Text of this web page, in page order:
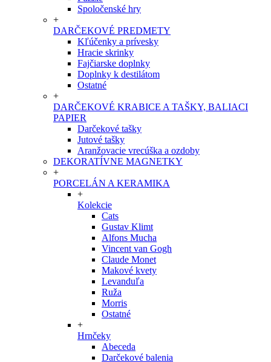
Spoločenské hry
+
DARČEKOVÉ PREDMETY
Kľúčenky a prívesky
Hracie skrinky
Fajčiarske doplnky
Doplnky k destilátom
Ostatné
+
DARČEKOVÉ KRABICE A TAŠKY, BALIACI
PAPIER
Darčekové tašky
Jutové tašky
Aranžovacie vrecúška a ozdoby
DEKORATÍVNE MAGNETKY
+
PORCELÁN A KERAMIKA
+
Kolekcie
Cats
Gustav Klimt
Alfons Mucha
Vincent van Gogh
Claude Monet
Makové kvety
Levanduľa
Ruža
Morris
Ostatné
+
Hrnčeky
Abeceda
Darčekové balenia